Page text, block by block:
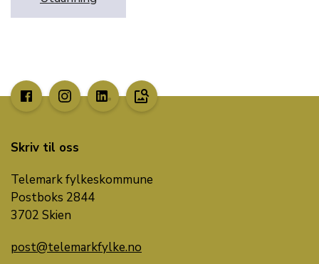
image_search
Skriv til oss
Telemark fylkeskommune
Postboks 2844
3702 Skien
post@telemarkfylke.no